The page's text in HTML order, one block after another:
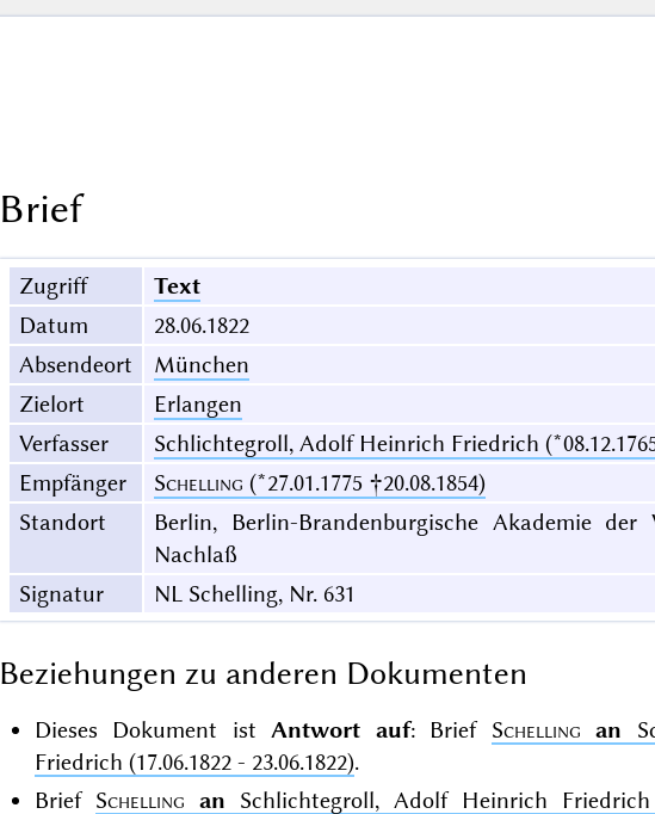
Brief
Zugriff
Text
Datum
28.06.1822
Absendeort
München
Zielort
Erlangen
Verfasser
Schlichtegroll, Adolf Heinrich Friedrich
Empfänger
Schelling (*27.01.1775 †20.08.1854)
Standort
Berlin, Berlin-Brandenburgische Akademie der
Nachlaß
Signatur
NL Schelling, Nr. 631
Beziehungen zu anderen Dokumenten
Dieses Dokument istAntwort auf: Brief Schelling an
Friedrich (17.06.1822 - 23.06.1822).
Brief Schelling an Schlichtegroll, Adolf Heinrich Friedrich